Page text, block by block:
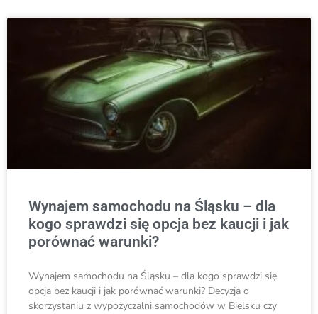
Wynajem samochodu na Śląsku – dla
kogo sprawdzi się opcja bez kaucji i jak
porównać warunki?
Wynajem samochodu na Śląsku – dla kogo sprawdzi się
opcja bez kaucji i jak porównać warunki? Decyzja o
skorzystaniu z wypożyczalni samochodów w Bielsku czy